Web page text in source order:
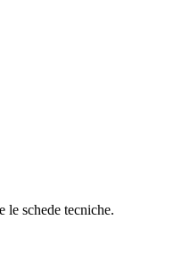
le schede tecniche.